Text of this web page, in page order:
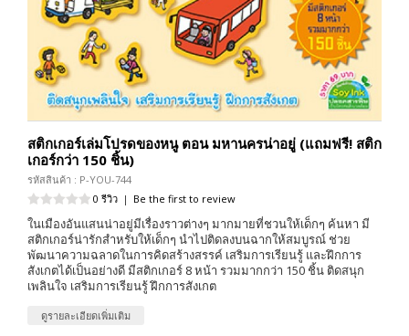
สติกเกอร์เล่มโปรดของหนู ตอน มหานครน่าอยู่ (แถมฟรี! สติก
เกอร์กว่า 150 ชิ้น)
รหัสสินค้า : P-YOU-744
0 รีวิว | Be the first to review
ในเมืองอันแสนน่าอยู่มีเรื่องราวต่างๆ มากมายที่ชวนให้เด็กๆ ค้นหา มี
สติกเกอร์น่ารักสำหรับให้เด็กๆ นำไปติดลงบนฉากให้สมบูรณ์ ช่วย
พัฒนาความฉลาดในการคิดสร้างสรรค์ เสริมการเรียนรู้ และฝึกการ
สังเกตได้เป็นอย่างดี มีสติกเกอร์ 8 หน้า รวมมากกว่า 150 ชิ้น ติดสนุก
เพลินใจ เสริมการเรียนรู้ ฝึกการสังเกต
ดูรายละเอียดเพิ่มเติม